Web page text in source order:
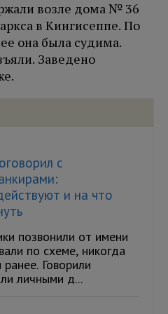
возле дома № 36
в Кингисеппе. По
она была судима.
Заведено
с
и на что
позвонили от имени
по схеме, никогда
Говорили
личными д...